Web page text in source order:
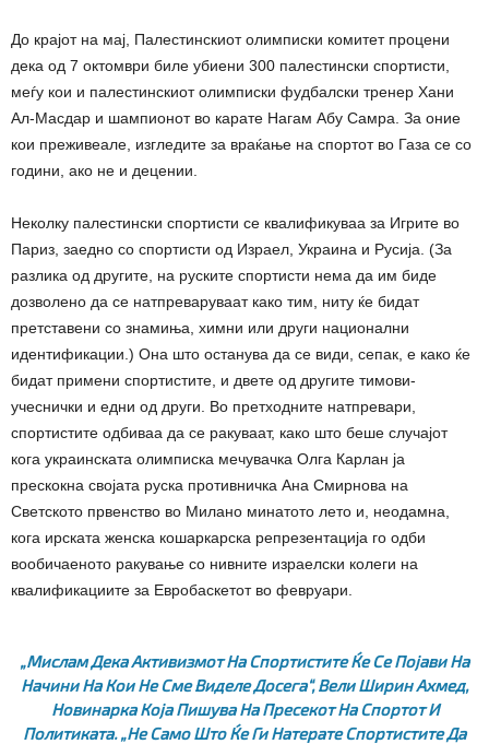
До крајот на мај, Палестинскиот олимписки комитет процени
дека од 7 октомври биле убиени 300 палестински спортисти,
меѓу кои и палестинскиот олимписки фудбалски тренер Хани
Ал-Масдар и шампионот во карате Нагам Абу Самра. За оние
кои преживеале, изгледите за враќање на спортот во Газа се со
години, ако не и децении.
Неколку палестински спортисти се квалификуваа за Игрите во
Париз, заедно со спортисти од Израел, Украина и Русија. (За
разлика од другите, на руските спортисти нема да им биде
дозволено да се натпреваруваат како тим, ниту ќе бидат
претставени со знамиња, химни или други национални
идентификации.) Она што останува да се види, сепак, е како ќе
бидат примени спортистите, и двете од другите тимови-
учеснички и едни од други. Во претходните натпревари,
спортистите одбиваа да се ракуваат, како што беше случајот
кога украинската олимписка мечувачка Олга Карлан ја
прескокна својата руска противничка Ана Смирнова на
Светското првенство во Милано минатото лето и, неодамна,
кога ирската женска кошаркарска репрезентација го одби
вообичаеното ракување со нивните израелски колеги на
квалификациите за Евробаскетот во февруари.
„Мислам Дека Активизмот На Спортистите Ќе Се Појави На
Начини На Кои Не Сме Виделе Досега“, Вели Ширин Ахмед,
Новинарка Која Пишува На Пресекот На Спортот И
Политиката. „Не Само Што Ќе Ги Натерате Спортистите Да